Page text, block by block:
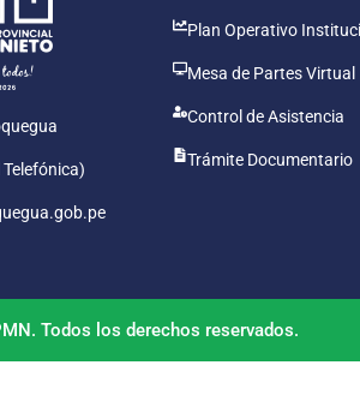
Plan Operativo
Mesa de Partes Virtual
Control de Asistencia
Trámite Documentario
Todos los derechos reservados.